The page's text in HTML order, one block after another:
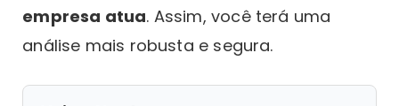
empresa atua. Assim, você terá uma
análise mais robusta e segura.